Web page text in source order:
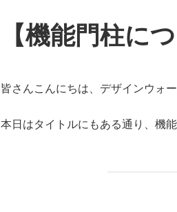
【機能門柱に
皆さんこんにちは、デザインウォ
本日はタイトルにもある通り、機